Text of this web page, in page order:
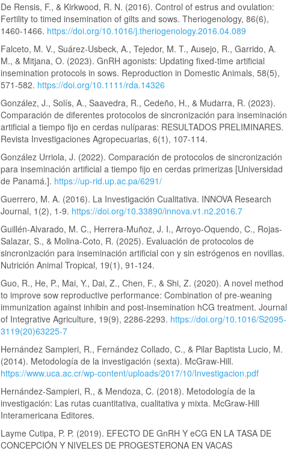
De Rensis, F., & Kirkwood, R. N. (2016). Control of estrus and ovulation:
Fertility to timed insemination of gilts and sows. Theriogenology, 86(6),
1460-1466. https://doi.org/10.1016/j.theriogenology.2016.04.089
Falceto, M. V., Suárez‐Usbeck, A., Tejedor, M. T., Ausejo, R., Garrido, A.
M., & Mitjana, O. (2023). GnRH agonists: Updating fixed‐time artificial
insemination protocols in sows. Reproduction in Domestic Animals, 58(5),
571-582. https://doi.org/10.1111/rda.14326
González, J., Solís, A., Saavedra, R., Cedeño, H., & Mudarra, R. (2023).
Comparación de diferentes protocolos de sincronización para inseminación
artificial a tiempo fijo en cerdas nulíparas: RESULTADOS PRELIMINARES.
Revista Investigaciones Agropecuarias, 6(1), 107-114.
González Urriola, J. (2022). Comparación de protocolos de sincronización
para inseminación artificial a tiempo fijo en cerdas primerizas [Universidad
de Panamá.]. https://up-rid.up.ac.pa/6291/
Guerrero, M. A. (2016). La Investigación Cualitativa. INNOVA Research
Journal, 1(2), 1-9. https://doi.org/10.33890/innova.v1.n2.2016.7
Guillén-Alvarado, M. C., Herrera-Muñoz, J. I., Arroyo-Oquendo, C., Rojas-
Salazar, S., & Molina-Coto, R. (2025). Evaluación de protocolos de
sincronización para inseminación artificial con y sin estrógenos en novillas.
Nutrición Animal Tropical, 19(1), 91-124.
Guo, R., He, P., Mai, Y., Dai, Z., Chen, F., & Shi, Z. (2020). A novel method
to improve sow reproductive performance: Combination of pre-weaning
immunization against inhibin and post-insemination hCG treatment. Journal
of Integrative Agriculture, 19(9), 2286-2293. https://doi.org/10.1016/S2095-
3119(20)63225-7
Hernández Sampieri, R., Fernández Collado, C., & Pilar Baptista Lucio, M.
(2014). Metodología de la investigación (sexta). McGraw-Hill.
https://www.uca.ac.cr/wp-content/uploads/2017/10/Investigacion.pdf
Hernández-Sampieri, R., & Mendoza, C. (2018). Metodología de la
investigación: Las rutas cuantitativa, cualitativa y mixta. McGraw-Hill
Interamericana Editores.
Layme Cutipa, P. P. (2019). EFECTO DE GnRH Y eCG EN LA TASA DE
CONCEPCIÓN Y NIVELES DE PROGESTERONA EN VACAS